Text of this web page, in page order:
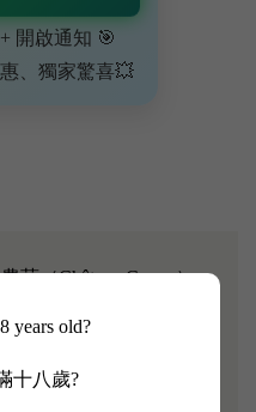
years old?
十八歲?
開啟通知 🎯
、獨家驚喜💥
莊（Château Canon）
皮革、雪茄盒、風乾無